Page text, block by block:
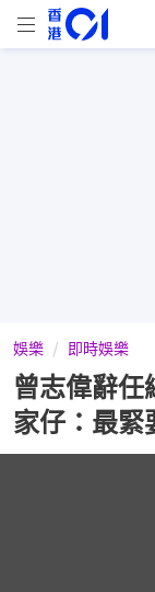
娛樂 即時娛樂
曾志偉辭
家仔：最緊